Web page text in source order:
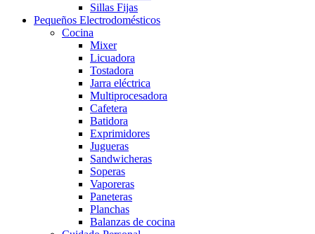
Sillas Fijas
Pequeños Electrodomésticos
Cocina
Mixer
Licuadora
Tostadora
Jarra eléctrica
Multiprocesadora
Cafetera
Batidora
Exprimidores
Jugueras
Sandwicheras
Soperas
Vaporeras
Paneteras
Planchas
Balanzas de cocina